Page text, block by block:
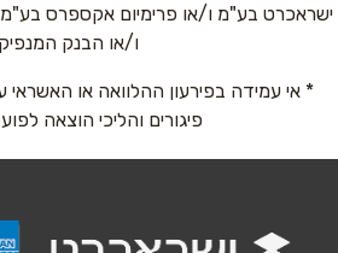
אנא חזרו אלי בקשר ל...
ישראכרט בע"מ ו/או פרימיום אקספרס בע"מ
ו/או הבנק המנפיק
* אי עמידה בפירעון ההלוואה או האשראי
פיגורים והליכי הוצאה